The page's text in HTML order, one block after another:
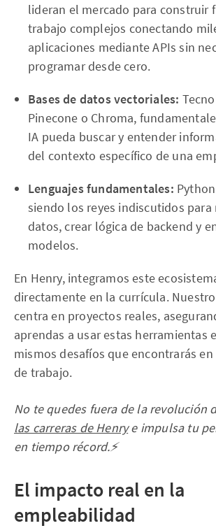
lideran el mercado para construir
trabajo complejos conectando
aplicaciones mediante APIs sin
programar desde cero.
Bases de datos vectoriales:
Pinecone o Chroma,
IA pueda buscar y entender
del contexto específico de una
Lenguajes fundamentales:
siendo los reyes indiscutidos
datos, crear lógica de backend y
modelos.
En Henry, integramos este
directamente en la currícula.
centra en proyectos reales,
aprendas a usar estas herramientas
mismos desafíos que encontrarás
de trabajo.
No te quedes fuera de la revolución
las carreras de Henrye impulsa tu
en tiempo récord.⚡
El impacto real en la
empleabilidad